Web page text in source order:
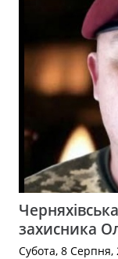
захисника
Субота, 8 Серпня,